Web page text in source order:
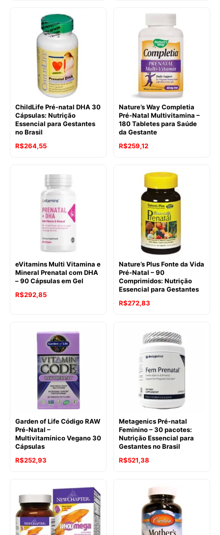
ChildLife Pré-natal DHA 30
Cápsulas: Nutrição
Essencial para Gestantes
no Brasil
R$264,55
Nature’s Way Completia
Pré-Natal Multivitamina –
180 Tabletes para Saúde
da Gestante
R$259,12
eVitamins Multi Vitamina e
Mineral Prenatal com DHA
– 90 Cápsulas em Gel
R$292,85
Nature’s Plus Fonte da Vida
Pré-Natal – 90
Comprimidos: Nutrição
Essencial para Gestantes
R$272,83
Garden of Life Código RAW
Pré-Natal –
Multivitamínico Vegano 30
Cápsulas
R$252,93
Metagenics Pré-natal
Feminino – 30 pacotes:
Nutrição Essencial para
Gestantes no Brasil
R$521,38